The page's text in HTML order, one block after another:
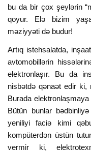
bu da bir çox şeylərin
qoyur. Elə bizim
məziyyəti də budur!
Artıq istehsalatda,
avtomobillərin
elektronlaşır. Bu da
nisbətdə qənaət edir ki,
Burada
Bütün bunlar
yeniliyi faciə kimi
kompüterdən üstün
vermir ki,